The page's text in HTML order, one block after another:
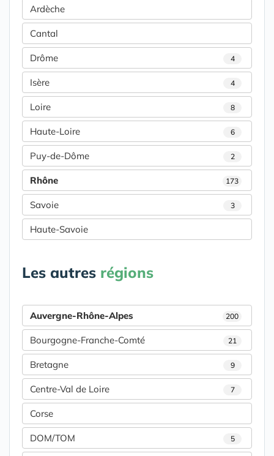
Ardèche
Cantal
Drôme 4
Isère 4
Loire 8
Haute-Loire 6
Puy-de-Dôme 2
Rhône 173
Savoie 3
Haute-Savoie
Les autres régions
Auvergne-Rhône-Alpes 200
Bourgogne-Franche-Comté 21
Bretagne 9
Centre-Val de Loire 7
Corse
DOM/TOM 5